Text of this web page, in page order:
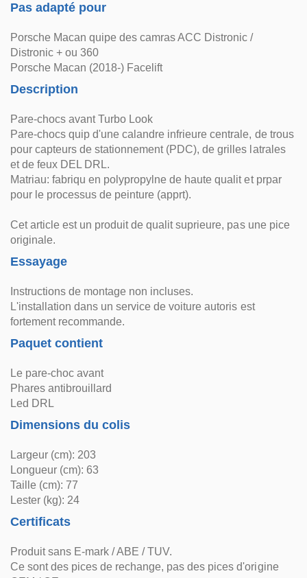
Pas adapté pour
Porsche Macan quipe des camras ACC Distronic /
Distronic + ou 360
Porsche Macan (2018-) Facelift
Description
Pare-chocs avant Turbo Look
Pare-chocs quip d'une calandre infrieure centrale, de trous
pour capteurs de stationnement (PDC), de grilles latrales
et de feux DEL DRL.
Matriau: fabriqu en polypropylne de haute qualit et prpar
pour le processus de peinture (apprt).
Cet article est un produit de qualit suprieure, pas une pice
originale.
Essayage
Instructions de montage non incluses.
L'installation dans un service de voiture autoris est
fortement recommande.
Paquet contient
Le pare-choc avant
Phares antibrouillard
Led DRL
Dimensions du colis
Largeur (cm): 203
Longueur (cm): 63
Taille (cm): 77
Lester (kg): 24
Certificats
Produit sans E-mark / ABE / TUV.
Ce sont des pices de rechange, pas des pices d'origine